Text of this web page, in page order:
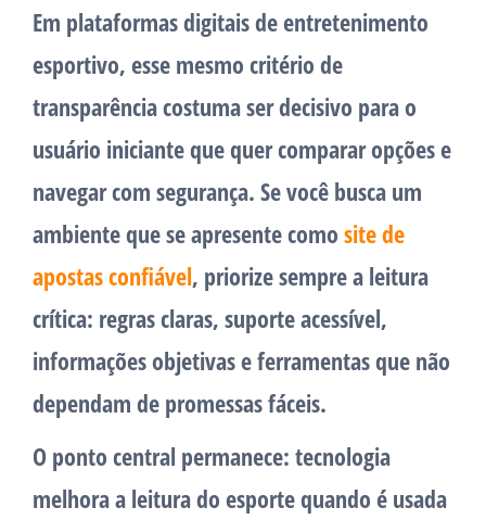
Em plataformas digitais de entretenimento
esportivo, esse mesmo critério de
transparência costuma ser decisivo para o
usuário iniciante que quer comparar opções e
navegar com segurança. Se você busca um
ambiente que se apresente como site de
apostas confiável, priorize sempre a leitura
crítica: regras claras, suporte acessível,
informações objetivas e ferramentas que não
dependam de promessas fáceis.
O ponto central permanece: tecnologia
melhora a leitura do esporte quando é usada